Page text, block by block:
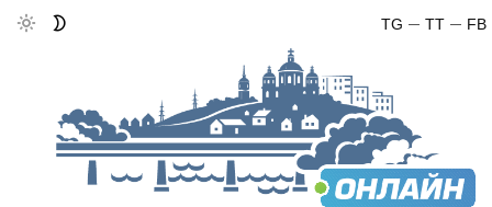
FB
TT
TG